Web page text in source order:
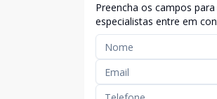
Preencha os campos
especialistas entre em